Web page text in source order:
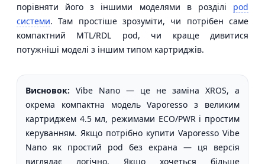
порівняти його з іншими моделями в розділі pod
системи. Там простіше зрозуміти, чи потрібен саме
компактний MTL/RDL pod, чи краще дивитися
потужніші моделі з іншим типом картриджів.
Висновок: Vibe Nano — це не заміна XROS, а
окрема компактна модель Vaporesso з великим
картриджем 4.5 мл, режимами ECO/PWR і простим
керуванням. Якщо потрібно купити Vaporesso Vibe
Nano як простий pod без екрана — ця версія
виглядає логічно. Якщо хочеться більше